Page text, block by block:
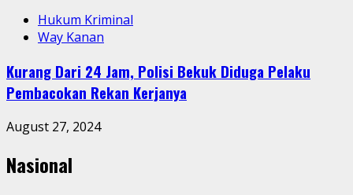
Hukum Kriminal
Way Kanan
Kurang Dari 24 Jam, Polisi Bekuk Diduga Pelaku
Pembacokan Rekan Kerjanya
August 27, 2024
Nasional